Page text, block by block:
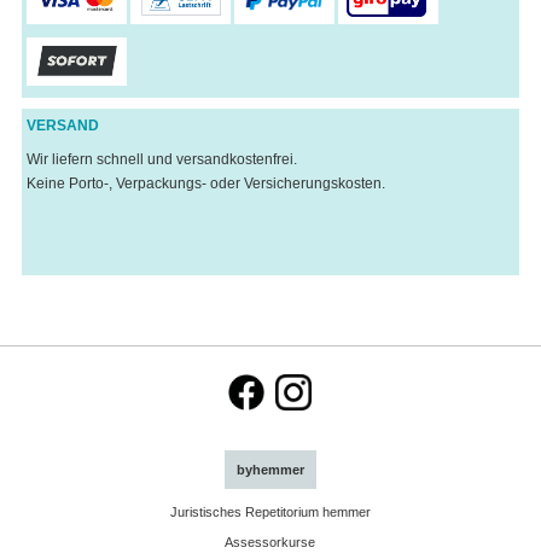
VERSAND
Wir liefern schnell und versandkostenfrei.
Keine Porto-, Verpackungs- oder Versicherungskosten.
byhemmer
Juristisches Repetitorium hemmer
Assessorkurse